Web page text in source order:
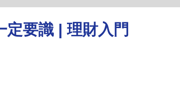
定要識 | 理財入門